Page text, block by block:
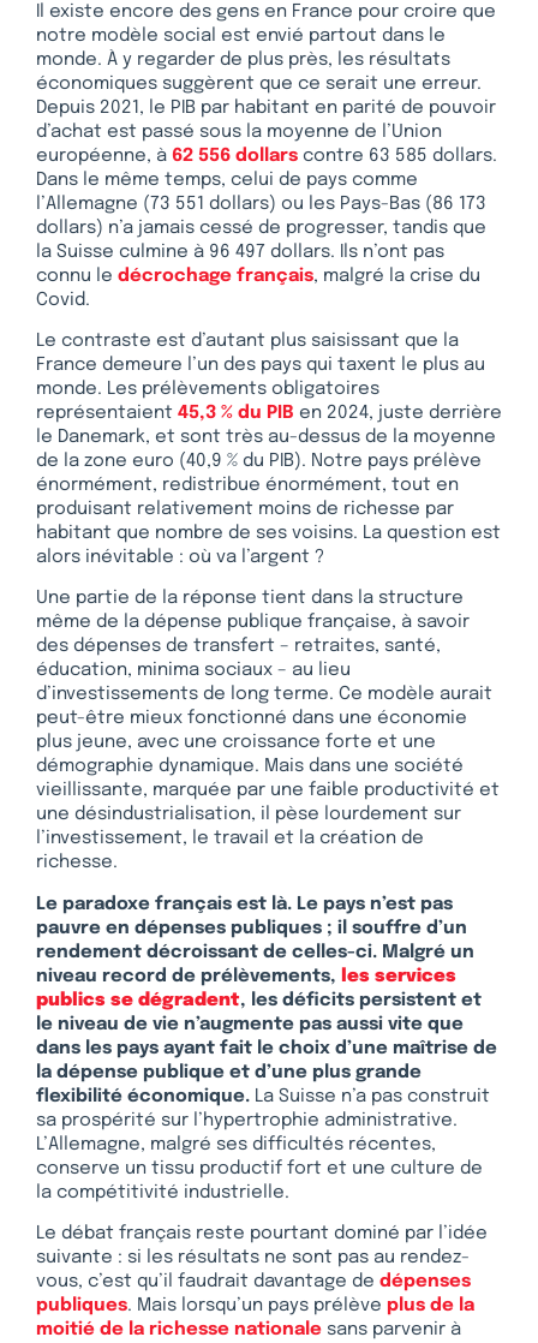
Il existe encore des gens en France pour croire que
notre modèle social est envié partout dans le
monde. À y regarder de plus près, les résultats
économiques suggèrent que ce serait une erreur.
Depuis 2021, le PIB par habitant en parité de pouvoir
d’achat est passé sous la moyenne de l’Union
européenne, à 62 556 dollars contre 63 585 dollars.
Dans le même temps, celui de pays comme
l’Allemagne (73 551 dollars) ou les Pays-Bas (86 173
dollars) n’a jamais cessé de progresser, tandis que
la Suisse culmine à 96 497 dollars. Ils n’ont pas
connu le décrochage français, malgré la crise du
Covid.
Le contraste est d’autant plus saisissant que la
France demeure l’un des pays qui taxent le plus au
monde. Les prélèvements obligatoires
représentaient 45,3 % du PIB en 2024, juste derrière
le Danemark, et sont très au-dessus de la moyenne
de la zone euro (40,9 % du PIB). Notre pays prélève
énormément, redistribue énormément, tout en
produisant relativement moins de richesse par
habitant que nombre de ses voisins. La question est
alors inévitable : où va l’argent ?
Une partie de la réponse tient dans la structure
même de la dépense publique française, à savoir
des dépenses de transfert – retraites, santé,
éducation, minima sociaux – au lieu
d’investissements de long terme. Ce modèle aurait
peut-être mieux fonctionné dans une économie
plus jeune, avec une croissance forte et une
démographie dynamique. Mais dans une société
vieillissante, marquée par une faible productivité et
une désindustrialisation, il pèse lourdement sur
l’investissement, le travail et la création de
richesse.
Le paradoxe français est là. Le pays n’est pas
pauvre en dépenses publiques ; il souffre d’un
rendement décroissant de celles-ci. Malgré un
niveau record de prélèvements,
les services
publics se dégradent, les déficits persistent et
le niveau de vie n’augmente pas aussi vite que
dans les pays ayant fait le choix d’une maîtrise de
la dépense publique et d’une plus grande
flexibilité économique. La Suisse n’a pas construit
sa prospérité sur l’hypertrophie administrative.
L’Allemagne, malgré ses difficultés récentes,
conserve un tissu productif fort et une culture de
la compétitivité industrielle.
Le débat français reste pourtant dominé par l’idée
suivante : si les résultats ne sont pas au rendez-
vous, c’est qu’il faudrait davantage de dépenses
publiques. Mais lorsqu’un pays prélève plus de la
moitié de la richesse nationale sans parvenir à